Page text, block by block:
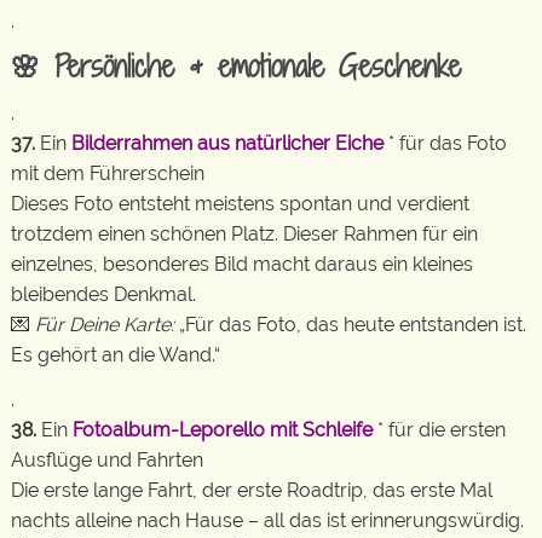
.
🌸 Persönliche & emotionale Geschenke
.
37. Ein Bilderrahmen aus natürlicher Eiche* für das Foto
mit dem Führerschein
Dieses Foto entsteht meistens spontan und verdient
trotzdem einen schönen Platz. Dieser Rahmen für ein
einzelnes, besonderes Bild macht daraus ein kleines
bleibendes Denkmal.
💌 Für Deine Karte:„Für das Foto, das heute entstanden ist.
Es gehört an die Wand.“
.
38. Ein Fotoalbum-Leporello mit Schleife* für die ersten
Ausflüge und Fahrten
Die erste lange Fahrt, der erste Roadtrip, das erste Mal
nachts alleine nach Hause – all das ist erinnerungswürdig.